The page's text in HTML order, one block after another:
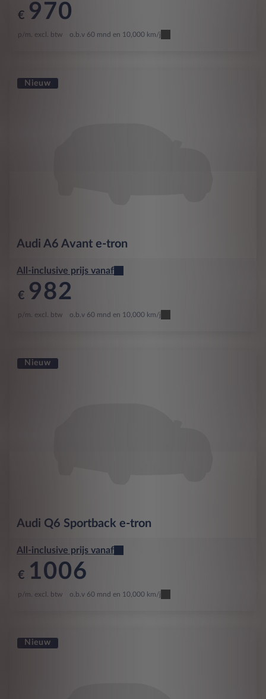
€ 970
p/m. excl. btw o.b.v 60 mnd en 10,000 km/j
Nieuw
Audi A6 Avant e-tron
All-inclusive prijs vanaf
€ 982
p/m. excl. btw o.b.v 60 mnd en 10,000 km/j
Nieuw
Audi Q6 Sportback e-tron
All-inclusive prijs vanaf
€ 1006
p/m. excl. btw o.b.v 60 mnd en 10,000 km/j
Nieuw